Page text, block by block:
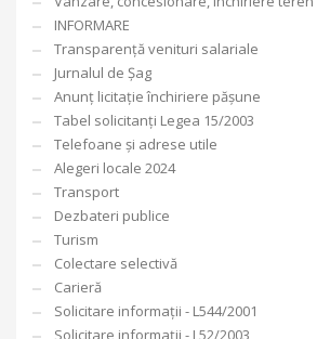
INFORMARE
Transparență venituri salariale
Jurnalul de Șag
Anunț licitație închiriere pășune
Tabel solicitanți Legea 15/2003
Telefoane și adrese utile
Alegeri locale 2024
Transport
Dezbateri publice
Turism
Colectare selectivă
Carieră
Solicitare informații - L544/2001
Solicitare informații - L52/2003